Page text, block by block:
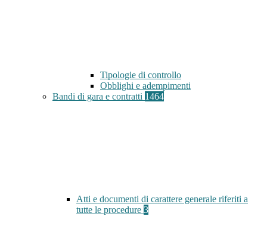
Tipologie di controllo
Obblighi e adempimenti
Bandi di gara e contratti 1464
Atti e documenti di carattere generale riferiti a
tutte le procedure 3